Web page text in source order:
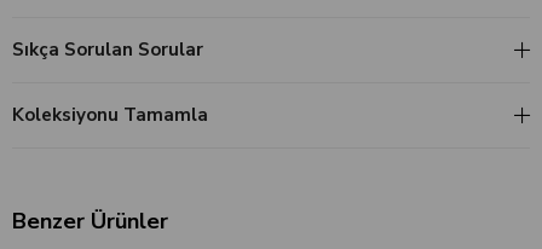
Sıkça Sorulan Sorular
Koleksiyonu Tamamla
Benzer Ürünler